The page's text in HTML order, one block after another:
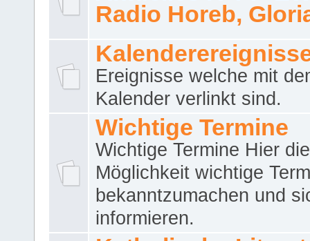
Radio Horeb,
Ereignisse welche mit
Kalender verlinkt sind.
Wichtige Termine
Wichtige Termine Hier die
Möglichkeit wichtige
bekanntzumachen und
informieren.